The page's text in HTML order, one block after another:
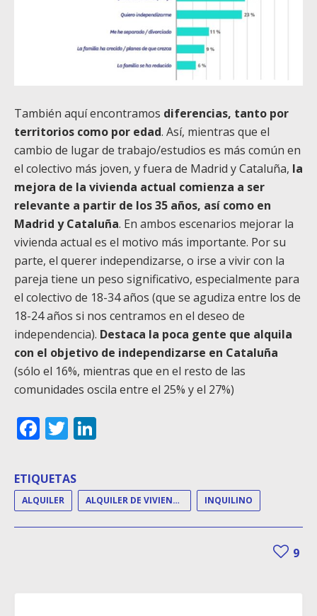
También aquí encontramos diferencias, tanto por
territorios como por edad. Así, mientras que el
cambio de lugar de trabajo/estudios es más común en
el colectivo más joven, y fuera de Madrid y Cataluña, la
mejora de la vivienda actual comienza a ser
relevante a partir de los 35 años, así como en
Madrid y Cataluña. En ambos escenarios mejorar la
vivienda actual es el motivo más importante. Por su
parte, el querer independizarse, o irse a vivir con la
pareja tiene un peso significativo, especialmente para
el colectivo de 18-34 años (que se agudiza entre los de
18-24 años si nos centramos en el deseo de
independencia). Destaca la poca gente que alquila
con el objetivo de independizarse en Cataluña
(sólo el 16%, mientras que en el resto de las
comunidades oscila entre el 25% y el 27%)
Facebook
Twitter
ETIQUETAS
ALQUILER ALQUILER DE VIVIENDAS INQUILINO
9